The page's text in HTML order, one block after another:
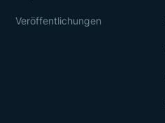
Veröffentlichungen